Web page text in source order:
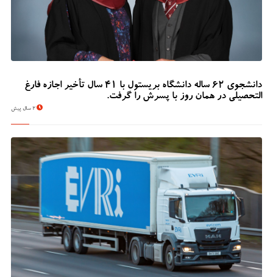
دانشجوی 62 ساله دانشگاه بریستول با 41 سال تأخیر اجازه فارغ
التحصیلی در همان روز با پسرش را گرفت.
2 سال پیش